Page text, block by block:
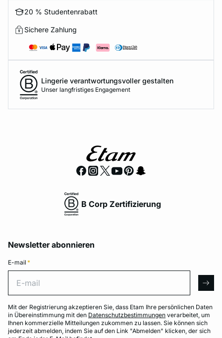
20 % Studentenrabatt
Sichere Zahlung
Lingerie verantwortungsvoller gestalten
Unser langfristiges Engagement
B Corp Zertifizierung
Newsletter abonnieren
E-mail *
Mit der Registrierung akzeptieren Sie, dass Etam Ihre persönlichen Daten
in Übereinstimmung mit den Datenschutzbestimmungen verarbeitet, um
Ihnen kommerzielle Mitteilungen zukommen zu lassen. Sie können sich
jederzeit abmelden, indem Sie auf den Link "Abmelden" klicken, der sich